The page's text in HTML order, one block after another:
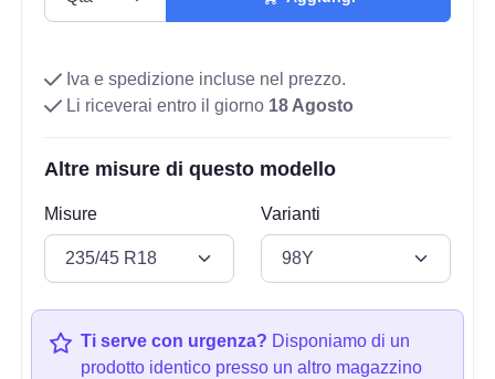
Iva e spedizione incluse nel prezzo.
Li riceverai entro il giorno 18 Agosto
Altre misure di questo modello
Misure Varianti
Ti serve con urgenza? Disponiamo di un
prodotto identico presso un altro magazzino